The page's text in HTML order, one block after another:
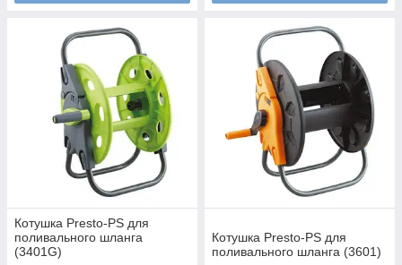
Котушка Presto-PS для
поливального шланга
(3401G)
Котушка Presto-PS для
поливального шланга (3601)